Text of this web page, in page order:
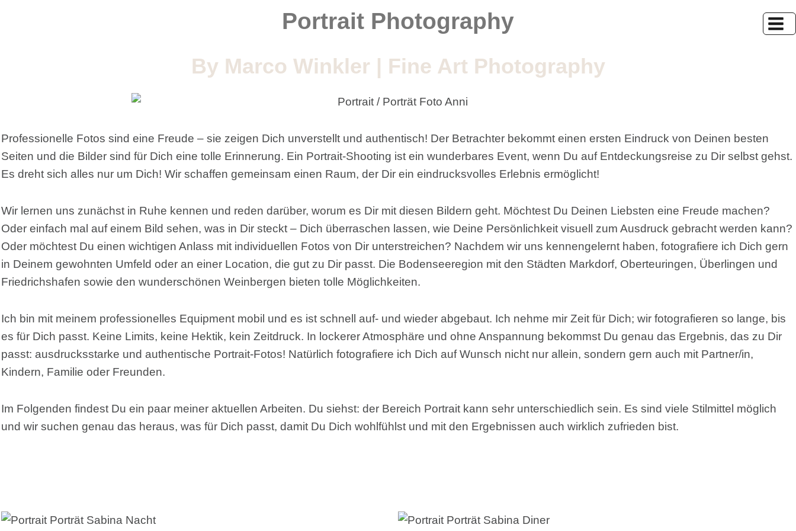
Portrait Photography
By Marco Winkler | Fine Art Photography
Professionelle Fotos sind eine Freude – sie zeigen Dich unverstellt und authentisch! Der Betrachter bekommt einen ersten Eindruck von Deinen besten
Seiten und die Bilder sind für Dich eine tolle Erinnerung. Ein Portrait-Shooting ist ein wunderbares Event, wenn Du auf Entdeckungsreise zu Dir selbst gehst.
Es dreht sich alles nur um Dich! Wir schaffen gemeinsam einen Raum, der Dir ein eindrucksvolles Erlebnis ermöglicht!
Wir lernen uns zunächst in Ruhe kennen und reden darüber, worum es Dir mit diesen Bildern geht. Möchtest Du Deinen Liebsten eine Freude machen?
Oder einfach mal auf einem Bild sehen, was in Dir steckt – Dich überraschen lassen, wie Deine Persönlichkeit visuell zum Ausdruck gebracht werden kann?
Oder möchtest Du einen wichtigen Anlass mit individuellen Fotos von Dir unterstreichen? Nachdem wir uns kennengelernt haben, fotografiere ich Dich gern
in Deinem gewohnten Umfeld oder an einer Location, die gut zu Dir passt. Die Bodenseeregion mit den Städten Markdorf, Oberteuringen, Überlingen und
Friedrichshafen sowie den wunderschönen Weinbergen bieten tolle Möglichkeiten.
Ich bin mit meinem professionelles Equipment mobil und es ist schnell auf- und wieder abgebaut. Ich nehme mir Zeit für Dich; wir fotografieren so lange, bis
es für Dich passt. Keine Limits, keine Hektik, kein Zeitdruck. In lockerer Atmosphäre und ohne Anspannung bekommst Du genau das Ergebnis, das zu Dir
passt: ausdrucksstarke und authentische Portrait-Fotos! Natürlich fotografiere ich Dich auf Wunsch nicht nur allein, sondern gern auch mit Partner/in,
Kindern, Familie oder Freunden.
Im Folgenden findest Du ein paar meiner aktuellen Arbeiten. Du siehst: der Bereich Portrait kann sehr unterschiedlich sein. Es sind viele Stilmittel möglich
und wir suchen genau das heraus, was für Dich passt, damit Du Dich wohlfühlst und mit den Ergebnissen auch wirklich zufrieden bist.